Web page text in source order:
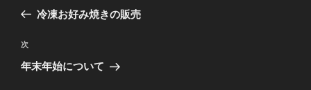
ナ
ビ
ゲ
の
稿
冷凍お好み焼きの販売
次
の
次
年末年始について